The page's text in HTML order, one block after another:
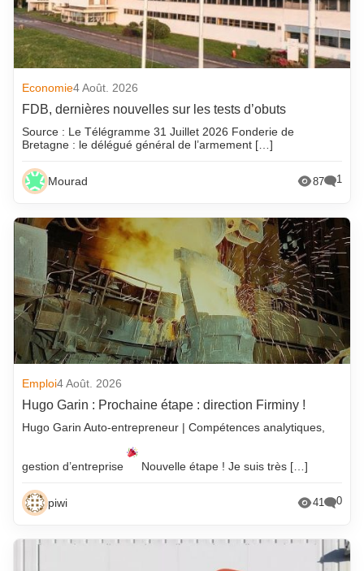
Economie4 Août. 2026
FDB, dernières nouvelles sur les tests d’obuts
Source : Le Télégramme 31 Juillet 2026 Fonderie de
Bretagne : le délégué général de l’armement […]
Mourad 87 1
Emploi4 Août. 2026
Hugo Garin : Prochaine étape : direction Firminy !
Hugo Garin Auto-entrepreneur | Compétences analytiques,
gestion d’entreprise Nouvelle étape ! Je suis très […]
piwi 41 0